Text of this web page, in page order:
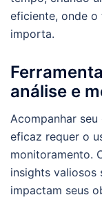
eficiente, onde
importa.
análise e
Acompanhar
eficaz requer o
monitoramento.
insights valiosos
impactam seus